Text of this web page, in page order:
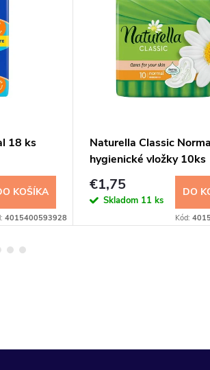
18 ks
KOŠÍKA
4015400593928
Naturella Classic
hygienické vložky 10ks
€1,75
Skladom 11 ks
DO
Kód: